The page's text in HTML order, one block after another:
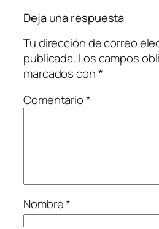
Deja una respuesta
Tu dirección de correo
publicada. Los campos
marcados con*
Comentario*
Nombre*